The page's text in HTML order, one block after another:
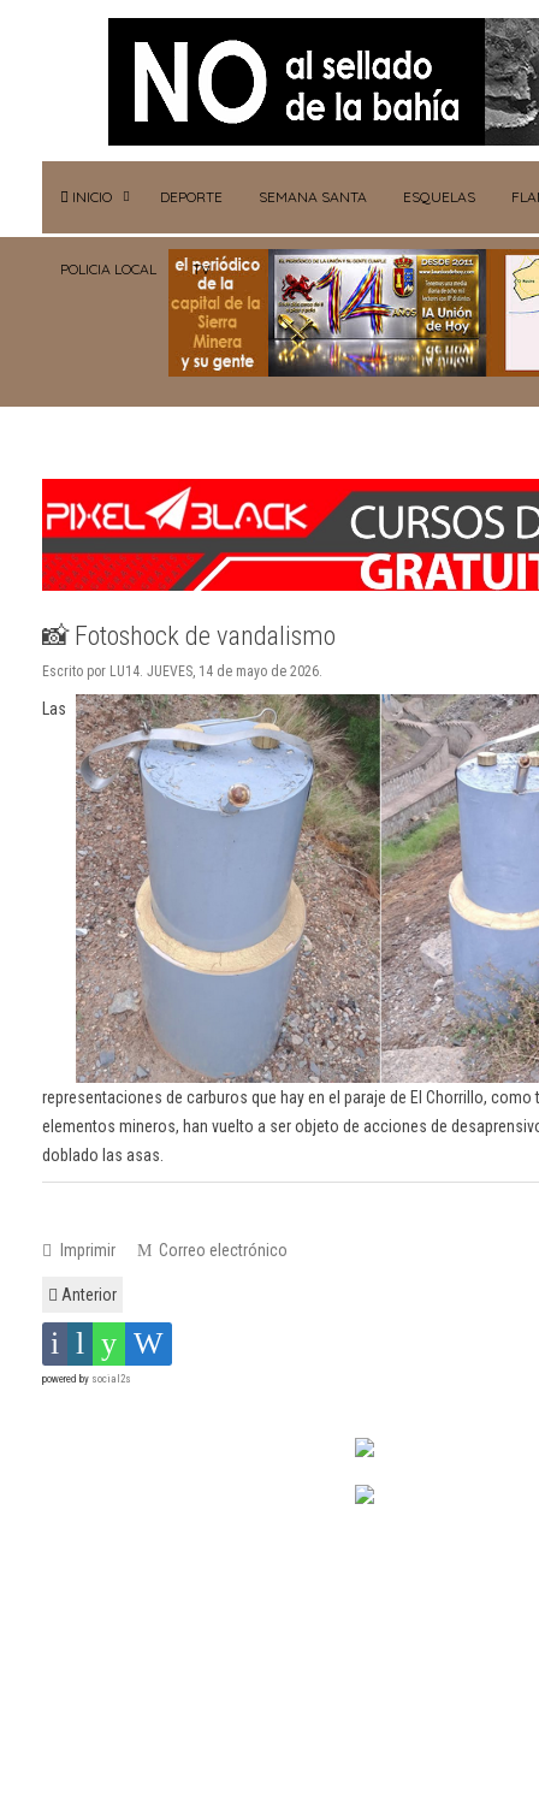
INICIO DEPORTE SEMANA SANTA ESQUELAS
POLICIA LOCAL TV
📸 Fotoshock de vandalismo
Escrito por LU14. JUEVES, 14 de mayo de 2026.
Las
representaciones de carburos que hay en el paraje de El Chorrillo,
elementos mineros, han vuelto a ser objeto de acciones de
doblado las asas.
Imprimir Correo electrónico
Anterior
powered by social2s